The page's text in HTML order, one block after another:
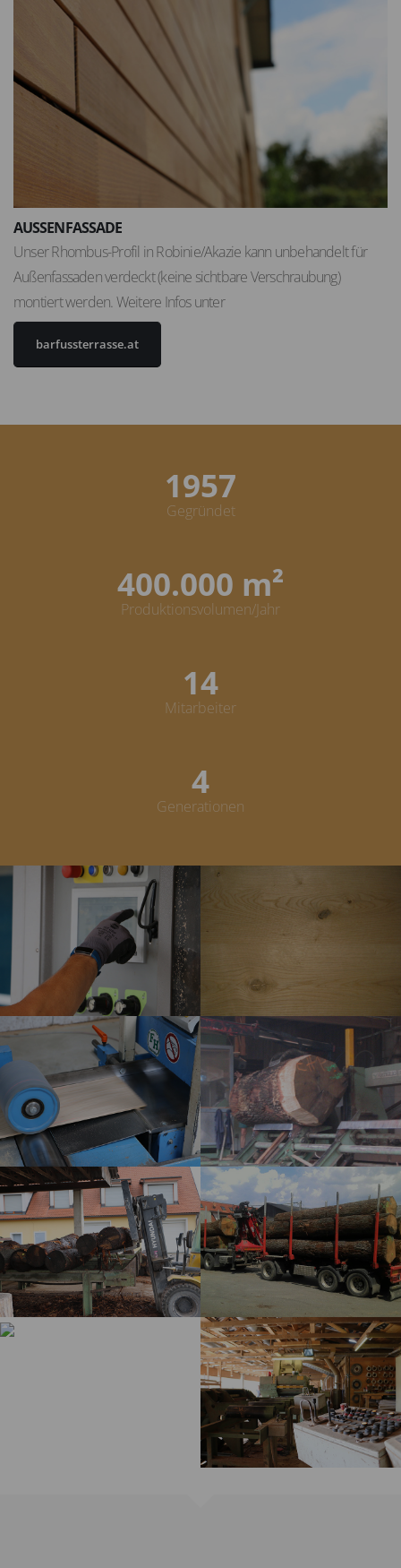
AUSSENFASSADE
Unser Rhombus-Profil in Robinie/Akazie kann unbehandelt für
Außenfassaden verdeckt (keine sichtbare Verschraubung)
montiert werden. Weitere Infos unter
barfussterrasse.at
1958
Gegründet
400.000 m²
Produktionsvolumen/Jahr
15
Mitarbeiter
4
Generationen